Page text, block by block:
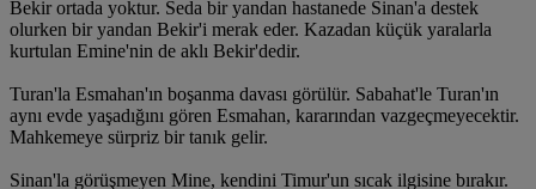
Bekir ortada yoktur. Seda bir yandan hastanede Sinan'a destek
olurken bir yandan Bekir'i merak eder. Kazadan küçük yaralarla
kurtulan Emine'nin de aklı Bekir'dedir.
Turan'la Esmahan'ın boşanma davası görülür. Sabahat'le Turan'ın
aynı evde yaşadığını gören Esmahan, kararından vazgeçmeyecektir.
Mahkemeye sürpriz bir tanık gelir.
Sinan'la görüşmeyen Mine, kendini Timur'un sıcak ilgisine bırakır.